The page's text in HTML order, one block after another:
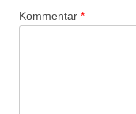
Kommentar *